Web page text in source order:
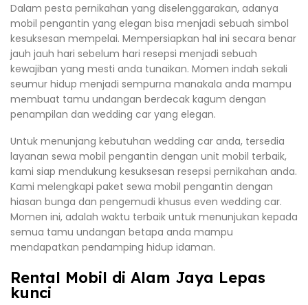
Dalam pesta pernikahan yang diselenggarakan, adanya
mobil pengantin yang elegan bisa menjadi sebuah simbol
kesuksesan mempelai. Mempersiapkan hal ini secara benar
jauh jauh hari sebelum hari resepsi menjadi sebuah
kewajiban yang mesti anda tunaikan. Momen indah sekali
seumur hidup menjadi sempurna manakala anda mampu
membuat tamu undangan berdecak kagum dengan
penampilan dan wedding car yang elegan.
Untuk menunjang kebutuhan wedding car anda, tersedia
layanan sewa mobil pengantin dengan unit mobil terbaik,
kami siap mendukung kesuksesan resepsi pernikahan anda.
Kami melengkapi paket sewa mobil pengantin dengan
hiasan bunga dan pengemudi khusus even wedding car.
Momen ini, adalah waktu terbaik untuk menunjukan kepada
semua tamu undangan betapa anda mampu
mendapatkan pendamping hidup idaman.
Rental Mobil di Alam Jaya Lepas
kunci